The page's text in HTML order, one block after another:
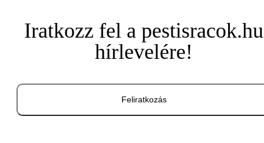
Iratkozz fel a pestisracok.hu
hírlevelére!
Feliratkozás